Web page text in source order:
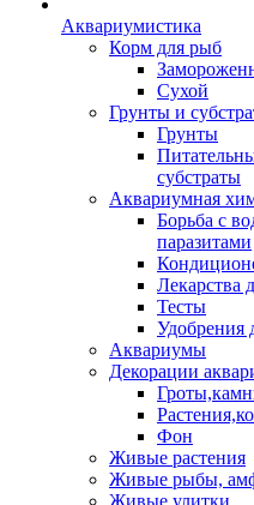
Аквариумистика
Корм для рыб
Сухой
Грунты и
Грунты
субстраты
Аквариумная
Борьба с
паразитами
Лекарства
Тесты
Удобрения
Аквариумы
Декорации
Фон
Живые растения
Живые рыбы,
Живые улитки